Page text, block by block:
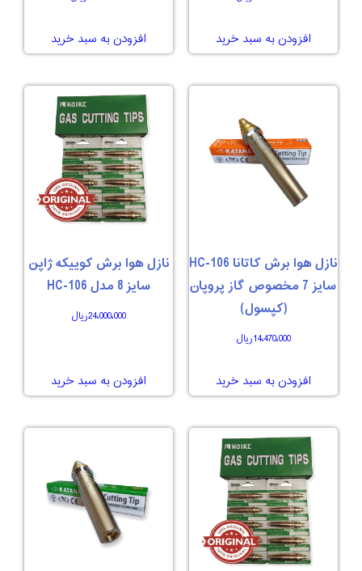
افزودن به سبد خرید افزودن به سبد خرید
نازل هوا برش کاتانا 106-HC
سایز 7 مخصوص گاز پروپان
(کپسول)
14،470،000ریال
افزودن به سبد خرید
نازل هوا برش کوییکه ژاپن
سایز 8 مدل 106-HC
24،000،000ریال
افزودن به سبد خرید